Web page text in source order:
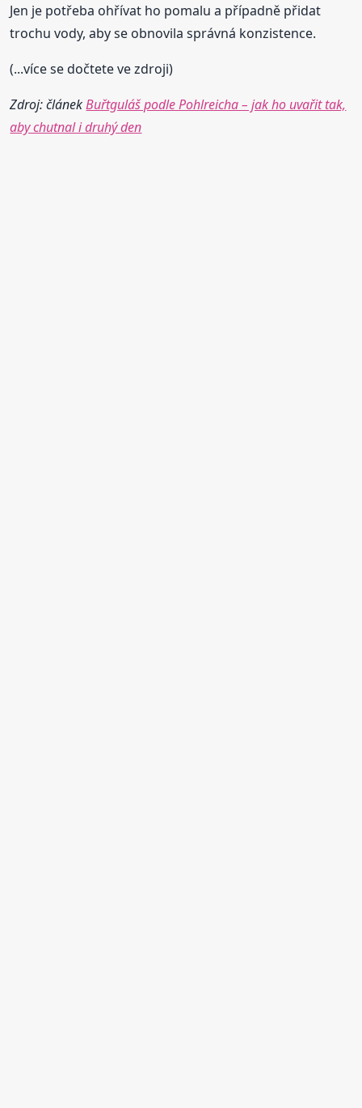
Jen je potřeba ohřívat ho pomalu a případně přidat
trochu vody, aby se obnovila správná konzistence.
(...více se dočtete ve zdroji)
Zdroj: článekBuřtguláš podle Pohlreicha – jak ho uvařit tak,
aby chutnal i druhý den